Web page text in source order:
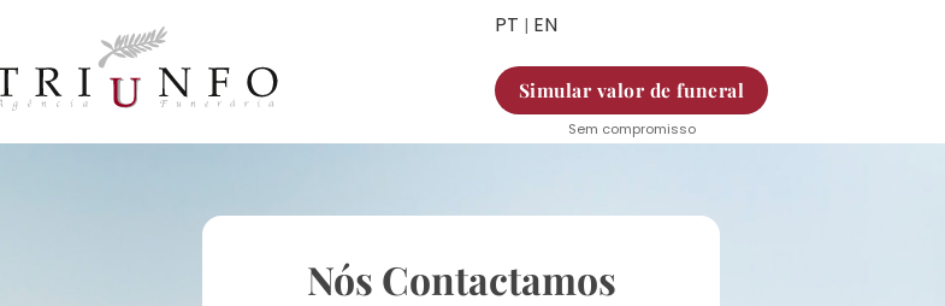
PT EN
Simular valor de funeral
Sem compromisso
Nós Contactamos